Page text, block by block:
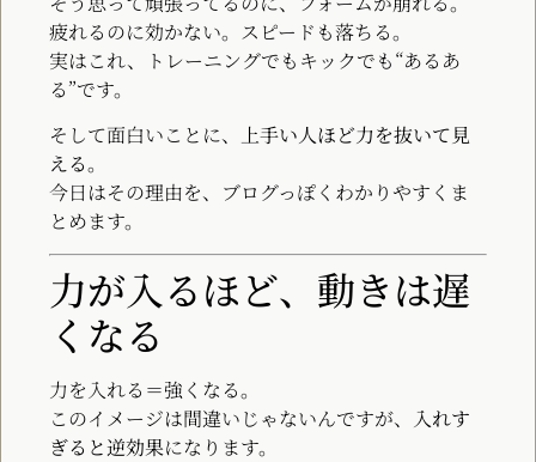
疲れるのに効かない。スピードも落ちる。
実はこれ、トレーニングでもキックでも“あるあ
る”です。
そして面白いことに、
上手い人ほど力を抜いて見
える。
今日はその理由を、ブログっぽくわかりやすくま
とめます。
力が入るほど、動きは遅
くなる
力を入れる＝強くなる。
このイメージは間違いじゃないんですが、 入れす
ぎると逆効果になります。